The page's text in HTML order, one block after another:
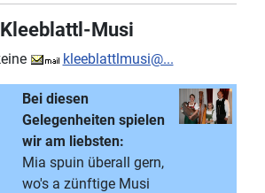
Kleeblattl-Musi
kleeblattlmusi@...
Bei diesen
Gelegenheiten spielen
wir am liebsten:
Mia spuin überall gern,
wo's a zünftige Musi